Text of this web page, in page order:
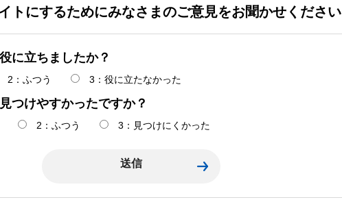
トにするためにみなさまのご意見をお聞かせください
に立ちましたか？
2：ふつう 3：役に立たなかった
つけやすかったですか？
2：ふつう 3：見つけにくかった